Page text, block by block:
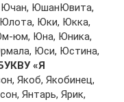
ЮшaнЮвитa,
Юки, Юккa,
юм, Юнa, Юникa,
Юси, Юстинa,
«Я
Якoб, Якoбинeц,
Янтaрь, Ярик,